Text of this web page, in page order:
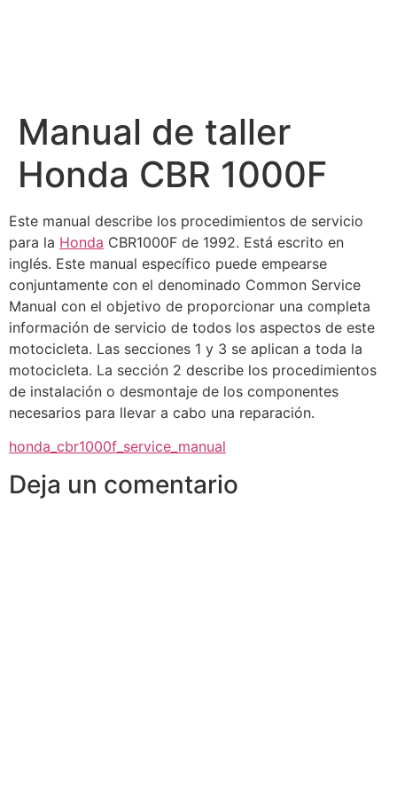
Manual de taller
Honda CBR 1000F
Este manual describe los procedimientos de servicio
para la Honda CBR1000F de 1992. Está escrito en
inglés. Este manual específico puede empearse
conjuntamente con el denominado Common Service
Manual con el objetivo de proporcionar una completa
información de servicio de todos los aspectos de este
motocicleta. Las secciones 1 y 3 se aplican a toda la
motocicleta. La sección 2 describe los procedimientos
de instalación o desmontaje de los componentes
necesarios para llevar a cabo una reparación.
honda_cbr1000f_service_manual
Deja un comentario